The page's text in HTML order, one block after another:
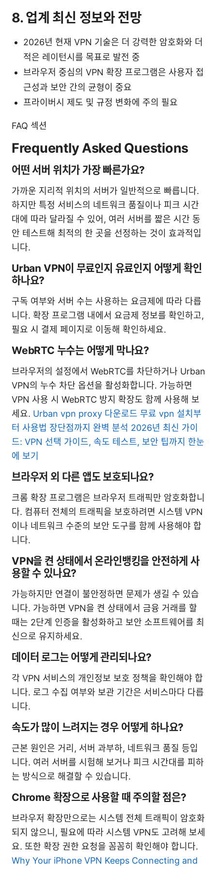
8. 업계 최신 정보와 전망
2026년 현재 VPN 기술은 더 강력한 암호화와 더
적은 레이턴시를 목표로 발전 중
브라우저 중심의 VPN 확장 프로그램은 사용자 접
근성과 보안 간의 균형이 중요
프라이버시 제도 및 규정 변화에 주의 필요
FAQ 섹션
Frequently Asked Questions
어떤 서버 위치가 가장 빠른가요?
가까운 지리적 위치의 서버가 일반적으로 빠릅니다.
하지만 특정 서비스의 네트워크 품질이나 피크 시간
대에 따라 달라질 수 있어, 여러 서버를 짧은 시간 동
안 테스트해 최적의 한 곳을 선정하는 것이 효과적입
니다.
Urban VPN이 무료인지 유료인지 어떻게 확인
하나요?
구독 여부와 서버 수는 사용하는 요금제에 따라 다릅
니다. 확장 프로그램 내에서 요금제 정보를 확인하고,
필요 시 결제 페이지로 이동해 확인하세요.
WebRTC 누수는 어떻게 막나요?
브라우저의 설정에서 WebRTC를 차단하거나 Urban
VPN의 누수 차단 옵션을 활성화합니다. 가능하면
VPN 사용 시 WebRTC 방지 확장도 함께 사용해 보
세요. Urban vpn proxy 다운로드 무료 vpn 설치부
터 사용법 장단점까지 완벽 분석 2026년 최신 가이
드: VPN 선택 가이드, 속도 테스트, 보안 팁까지 한눈
에 보기
브라우저 외 다른 앱도 보호되나요?
크롬 확장 프로그램은 브라우저 트래픽만 암호화합니
다. 컴퓨터 전체의 트래픽을 보호하려면 시스템 VPN
이나 네트워크 수준의 보안 도구를 함께 사용해야 합
니다.
VPN을 켠 상태에서 온라인뱅킹을 안전하게 사
용할 수 있나요?
가능하지만 연결이 불안정하면 문제가 생길 수 있습
니다. 가능하면 VPN을 켠 상태에서 금융 거래를 할
때는 2단계 인증을 활성화하고 보안 소프트웨어를 최
신으로 유지하세요.
데이터 로그는 어떻게 관리되나요?
각 VPN 서비스의 개인정보 보호 정책을 확인해야 합
니다. 로그 수집 여부와 보관 기간은 서비스마다 다릅
니다.
속도가 많이 느려지는 경우 어떻게 하나요?
근본 원인은 거리, 서버 과부하, 네트워크 품질 등입
니다. 여러 서버를 시험해 보거나 피크 시간대를 피하
는 방식으로 해결할 수 있습니다.
Chrome 확장으로 사용할 때 주의할 점은?
브라우저 확장만으로는 시스템 전체 트래픽이 암호화
되지 않으니, 필요에 따라 시스템 VPN도 고려해 보세
요. 또한 확장 권한 요청을 꼼꼼히 확인해야 합니다.
Why Your iPhone VPN Keeps Connecting and